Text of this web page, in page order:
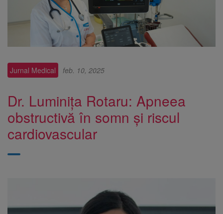
Jurnal Medical feb. 10, 2025
Dr. Luminița Rotaru: Apneea
obstructivă în somn și riscul
cardiovascular